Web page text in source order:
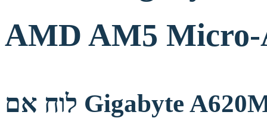
AMD AM5
לוח אם Gigabyte A620M GAMING X AMD AM5